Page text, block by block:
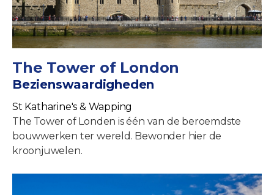
The Tower of London
Bezienswaardigheden
St Katharine's & Wapping
The Tower of Londen is één van de beroemdste
bouwwerken ter wereld. Bewonder hier de
kroonjuwelen.